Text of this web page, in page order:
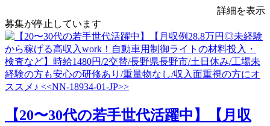
詳細を表示
募集が停止しています
【20〜30代の若手世代活躍中】【月収